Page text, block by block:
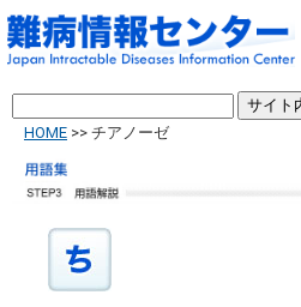
HOME >> チアノーゼ